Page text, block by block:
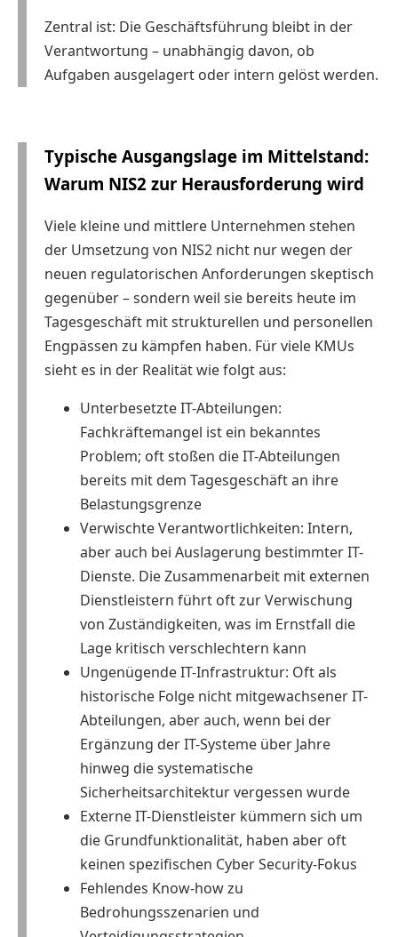
Zentral ist: Die Geschäftsführung bleibt in der
Verantwortung – unabhängig davon, ob
Aufgaben ausgelagert oder intern gelöst werden.
Typische Ausgangslage im Mittelstand:
Warum NIS2 zur Herausforderung wird
Viele kleine und mittlere Unternehmen stehen
der Umsetzung von NIS2 nicht nur wegen der
neuen regulatorischen Anforderungen skeptisch
gegenüber – sondern weil sie bereits heute im
Tagesgeschäft mit strukturellen und personellen
Engpässen zu kämpfen haben. Für viele KMUs
sieht es in der Realität wie folgt aus:
Unterbesetzte IT-Abteilungen:
Fachkräftemangel ist ein bekanntes
Problem; oft stoßen die IT-Abteilungen
bereits mit dem Tagesgeschäft an ihre
Belastungsgrenze
Verwischte Verantwortlichkeiten: Intern,
aber auch bei Auslagerung bestimmter IT-
Dienste. Die Zusammenarbeit mit externen
Dienstleistern führt oft zur Verwischung
von Zuständigkeiten, was im Ernstfall die
Lage kritisch verschlechtern kann
Ungenügende IT-Infrastruktur: Oft als
historische Folge nicht mitgewachsener IT-
Abteilungen, aber auch, wenn bei der
Ergänzung der IT-Systeme über Jahre
hinweg die systematische
Sicherheitsarchitektur vergessen wurde
Externe IT-Dienstleister kümmern sich um
die Grundfunktionalität, haben aber oft
keinen spezifischen Cyber Security-Fokus
Fehlendes Know-how zu
Bedrohungsszenarien und